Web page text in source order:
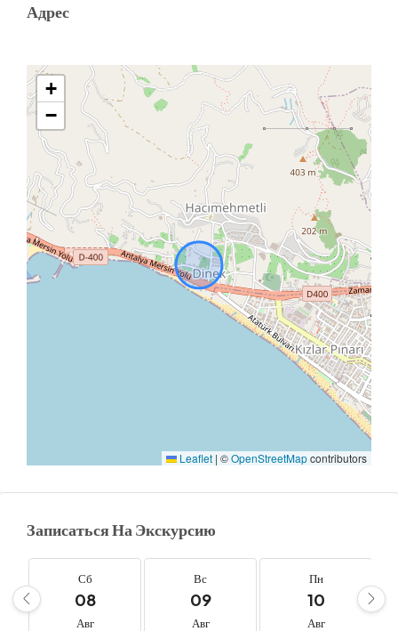
Адрес
+
−
Leaflet | ©OpenStreetMapcontributors
Записаться На Экскурсию
Сб
08
Авг
Вс
09
Авг
Пн
10
Авг